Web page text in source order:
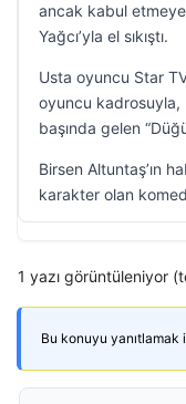
ancak kabul
Yağcı’yla el sıkıştı.
Usta oyuncu Star
oyuncu kadrosuyla,
başında gelen
Birsen Altuntaş’ın
karakter olan
1 yazı görüntüleniyor
Bu konuyu yanıtlamak